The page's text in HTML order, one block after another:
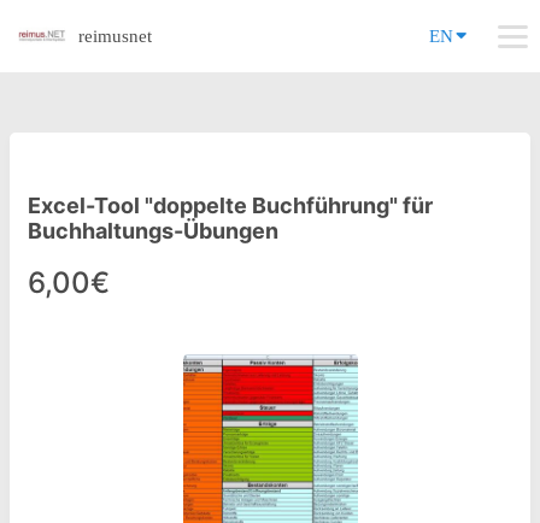
reimusnet EN
Excel-Tool "doppelte Buchführung" für
Buchhaltungs-Übungen
6,00€